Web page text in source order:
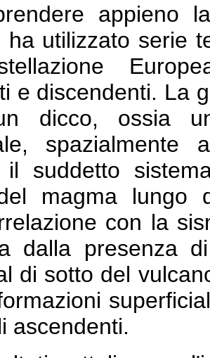
appieno
ha utilizzato serie
e discendenti. La
dicco, ossia
il suddetto
magma lungo
con la
dalla presenza
di sotto del
ascendenti.